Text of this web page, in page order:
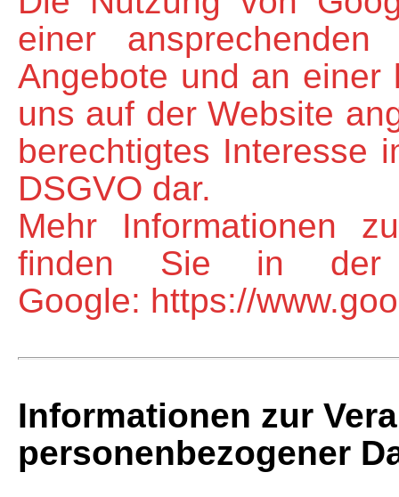
einer
Angebote und an einer
uns auf der Website
berechtigtes Interesse
DSGVO dar.
Mehr Informationen
finden Sie in der
Google: https://
Informationen zur
personenbezogener